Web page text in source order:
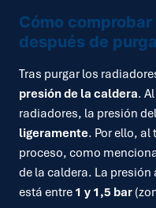
Cómo
después de
Tras purgar los
presión de la caldera.
radiadores, la presión
ligeramente. Por ello,
proceso, como
de la caldera. La
está entre 1 y 1,5 bar